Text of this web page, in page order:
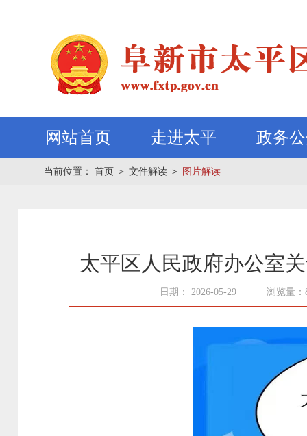
网站首页 走进太平 政务
当前位置： 首页 ＞ 文件解读 ＞ 图片解读
太平区人民政府办公室
日期： 2026-05-29 浏览量：